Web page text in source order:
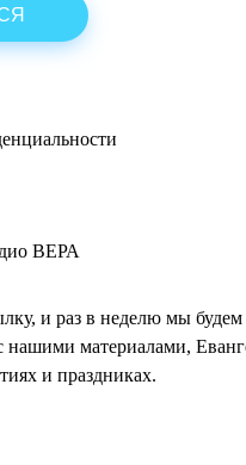
ВЕРА
и раз в неделю мы будем
нашими материалами,
и праздниках.